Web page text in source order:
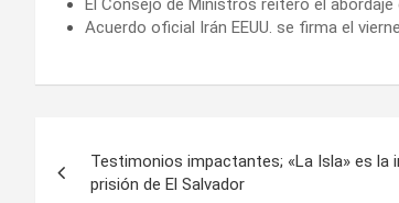
Acuerdo oficial Irán EEUU. se firma el
de
Testimonios impactantes; «La Isla» es la
prisión de El Salvador